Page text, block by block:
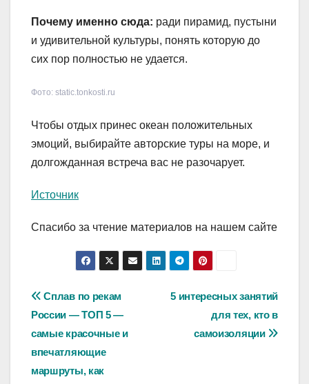
Почему именно сюда: ради пирамид, пустыни
и удивительной культуры, понять которую до
сих пор полностью не удается.
Фото: static.tonkosti.ru
Чтобы отдых принес океан положительных
эмоций, выбирайте авторские туры на море, и
долгожданная встреча вас не разочарует.
Источник
Спасибо за чтение материалов на нашем сайте
Навигация
по
записям
5 интересных занятий
для тех, кто в
самоизоляции
Сплав по рекам
России — ТОП 5 —
самые красочные и
впечатляющие
маршруты, как